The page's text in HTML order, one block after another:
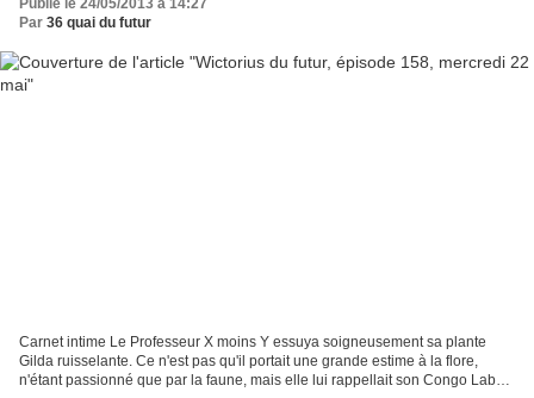
Publié le 24/05/2013 à 14:27
Par 36 quai du futur
Carnet intime Le Professeur X moins Y essuya soigneusement sa plante
Gilda ruisselante. Ce n'est pas qu'il portait une grande estime à la flore,
n'étant passionné que par la faune, mais elle lui rappellait son Congo Labo,